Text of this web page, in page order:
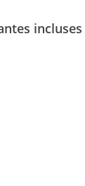
incluses